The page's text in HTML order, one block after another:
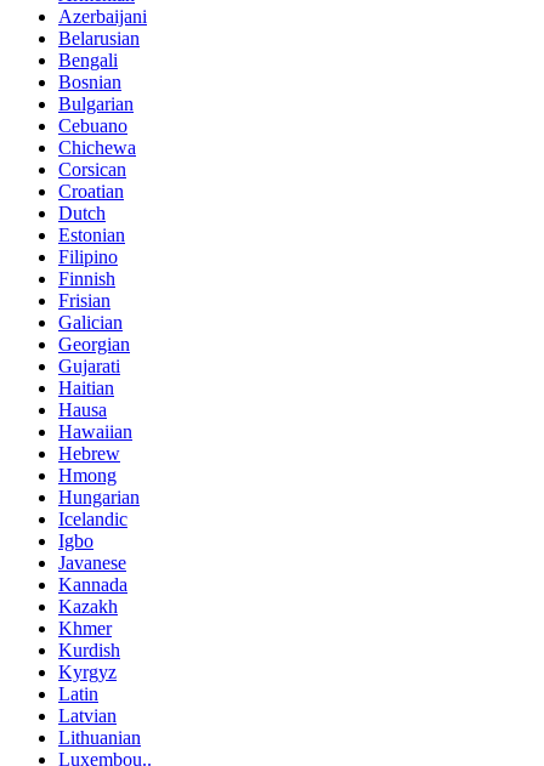
Azerbaijani
Belarusian
Bengali
Bosnian
Bulgarian
Cebuano
Chichewa
Corsican
Croatian
Dutch
Estonian
Filipino
Finnish
Frisian
Galician
Georgian
Gujarati
Haitian
Hausa
Hawaiian
Hebrew
Hmong
Hungarian
Icelandic
Igbo
Javanese
Kannada
Kazakh
Khmer
Kurdish
Kyrgyz
Latin
Latvian
Lithuanian
Luxembou..